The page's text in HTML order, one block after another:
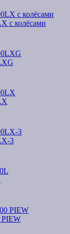
с колёсами
3
PIEW